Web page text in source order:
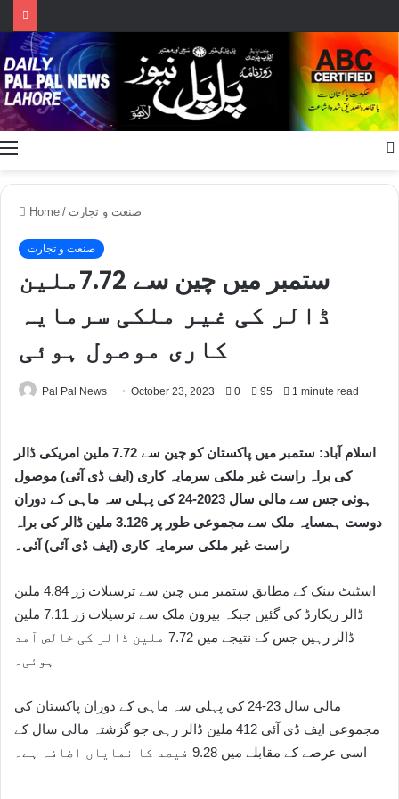
Home / صنعت و تجارت
صنعت و تجارت
ستمبر میں چین سے 7.72ملین
ڈالر کی غیر ملکی سرمایہ
کاری موصول ہوئی
Pal Pal News October 23, 2023 0 95 1 minute read
اسلام آباد:
ستمبر میں پاکستان کو چین سے 7.72 ملین امریکی ڈالر
کی براہ راست غیر ملکی سرمایہ کاری (ایف ڈی آئی) موصول
ہوئی جس سے مالی سال 2023-24 کی پہلی سہ ماہی کے دوران
دوست ہمسایہ ملک سے مجموعی طور پر 3.126 ملین ڈالر کی براہ
راست غیر ملکی سرمایہ کاری (ایف ڈی آئی) آئی۔
اسٹیٹ بینک کے مطابق ستمبر میں چین سے ترسیلات زر 4.84 ملین
ڈالر ریکارڈ کی گئیں جبکہ بیرون ملک سے ترسیلات زر 7.11 ملین
ڈالر رہیں جس کے نتیجے میں 7.72 ملین ڈالر کی خالص آمد
ہوئی۔
مالی سال 23-24 کی پہلی سہ ماہی کے دوران پاکستان کی
مجموعی ایف ڈی آئی 412 ملین ڈالر رہی جو گزشتہ مالی سال کے
اسی عرصے کے مقابلے میں 9.28 فیصد کا نمایاں اضافہ ہے۔